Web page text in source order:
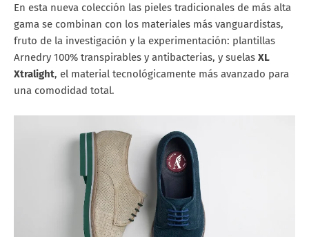
En esta nueva colección las pieles tradicionales de más alta
gama se combinan con los materiales más vanguardistas,
fruto de la investigación y la experimentación: plantillas
Arnedry 100% transpirables y antibacterias, y suelas XL
Xtralight, el material tecnológicamente más avanzado para
una comodidad total.